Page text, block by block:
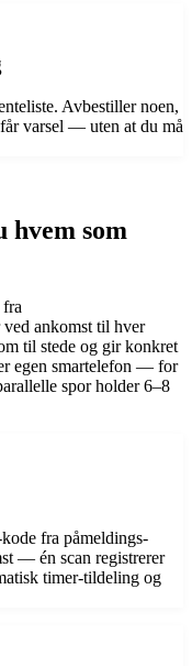
Avbestiller noen,
varsel — uten at du må
som
ankomst til hver
til stede og gir konkret
egen smartelefon — for
spor holder 6–8
fra påmeldings­
— én scan registrerer
timer-tildeling og